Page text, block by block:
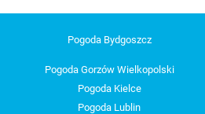
Pogoda Bydgoszcz
Pogoda Gorzów Wielkopolski
Pogoda Kielce
Pogoda Lublin